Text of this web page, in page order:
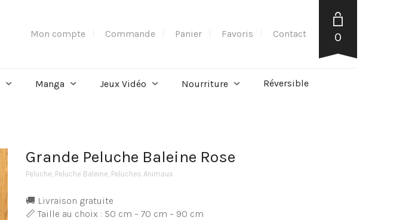
Mon compte Commande Panier Favoris Contact 0
Manga Jeux Vidéo Nourriture Réversible
Grande Peluche Baleine Rose
Peluche Peluche Baleine Peluches Animaux
🚚 Livraison gratuite
📏 Taille au choix : 50 cm – 70 cm – 90 cm